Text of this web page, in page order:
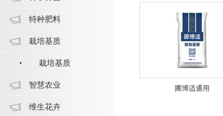
特种肥料
栽培基质
栽培基质
智慧农业
维生花卉
圃博适通用